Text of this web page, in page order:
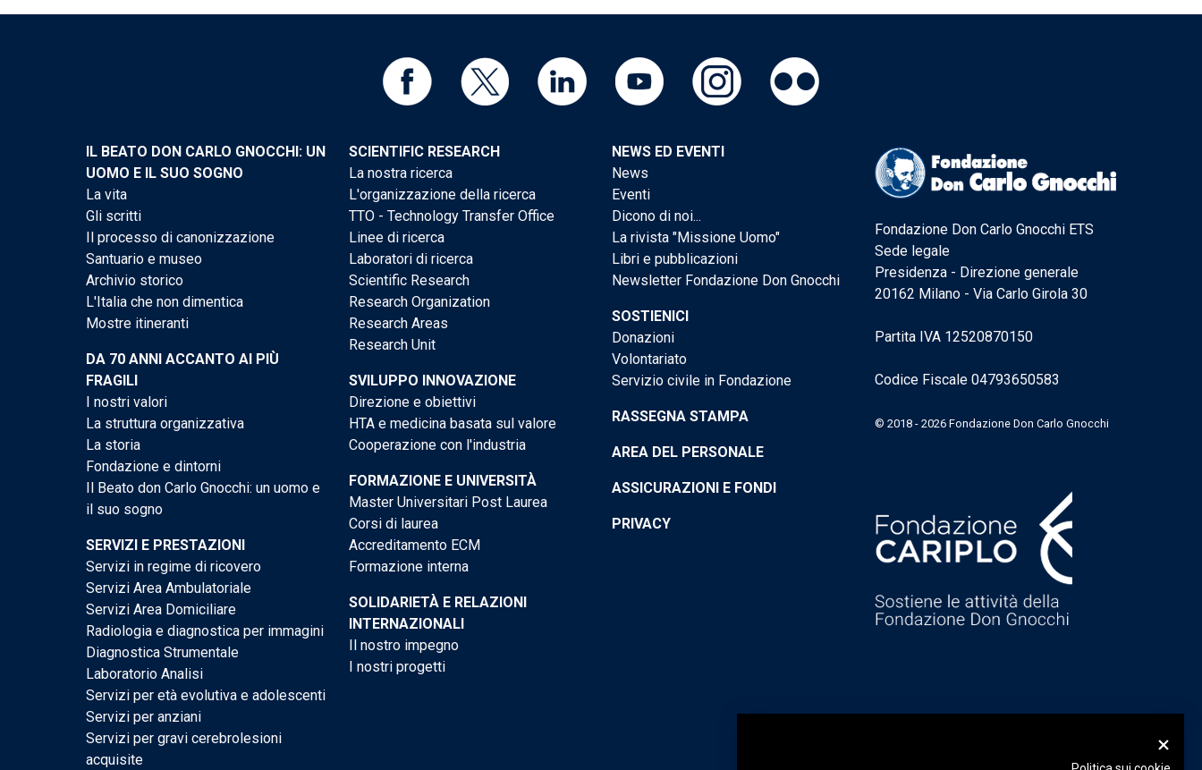
IL BEATO DON CARLO GNOCCHI: UN
UOMO E IL SUO SOGNO
La vita
Gli scritti
Il processo di canonizzazione
Santuario e museo
Archivio storico
L'Italia che non dimentica
Mostre itineranti
DA 70 ANNI ACCANTO AI PIÙ
FRAGILI
I nostri valori
La struttura organizzativa
La storia
Fondazione e dintorni
Il Beato don Carlo Gnocchi: un uomo e
il suo sogno
SERVIZI E PRESTAZIONI
Servizi in regime di ricovero
Servizi Area Ambulatoriale
Servizi Area Domiciliare
Radiologia e diagnostica per immagini
Diagnostica Strumentale
Laboratorio Analisi
Servizi per età evolutiva e adolescenti
Servizi per anziani
Servizi per gravi cerebrolesioni
acquisite
SCIENTIFIC RESEARCH
La nostra ricerca
L'organizzazione della ricerca
TTO - Technology Transfer Office
Linee di ricerca
Laboratori di ricerca
Scientific Research
Research Organization
Research Areas
Research Unit
SVILUPPO INNOVAZIONE
Direzione e obiettivi
HTA e medicina basata sul valore
Cooperazione con l'industria
FORMAZIONE E UNIVERSITÀ
Master Universitari Post Laurea
Corsi di laurea
Accreditamento ECM
Formazione interna
SOLIDARIETÀ E RELAZIONI
INTERNAZIONALI
Il nostro impegno
I nostri progetti
NEWS ED EVENTI
News
Eventi
Dicono di noi...
La rivista "Missione Uomo"
Libri e pubblicazioni
Newsletter Fondazione Don Gnocchi
SOSTIENICI
Donazioni
Volontariato
Servizio civile in Fondazione
RASSEGNA STAMPA
AREA DEL PERSONALE
ASSICURAZIONI E FONDI
PRIVACY
Fondazione Don Carlo Gnocchi ETS
Sede legale
Presidenza - Direzione generale
20162 Milano - Via Carlo Girola 30
Partita IVA 12520870150
Codice Fiscale 04793650583
© 2018 - 2026 Fondazione Don Carlo Gnocchi